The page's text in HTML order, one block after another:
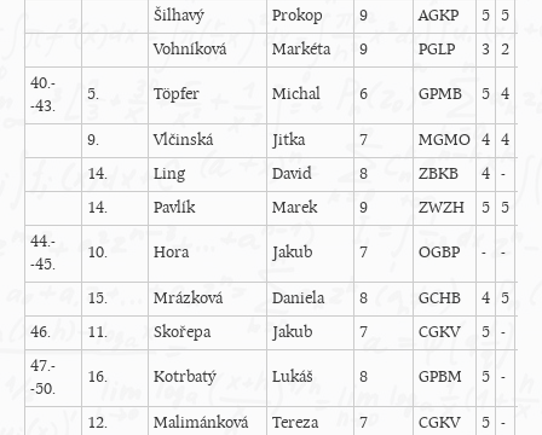
Šilhavý
Prokop 9 AGKP 5 5
Vohníková
Markéta 9 PGLP 3 2
40.-
-43.
5. Töpfer Michal 6 GPMB 5 4
9. Vlčinská Jitka 7 MGMO 4 4
14.
Ling David 8 ZBKB 4 -
14.
Pavlík Marek 9 ZWZH 5 5
44.-
-45.
10. Hora Jakub 7 OGBP - -
15. Mrázková Daniela 8 GCHB 4 5
46.
11. Skořepa Jakub 7 CGKV 5 -
47.-
-50.
16. Kotrbatý Lukáš 8 GPBM 5 -
12. Malimánková Tereza 7 CGKV 5 -